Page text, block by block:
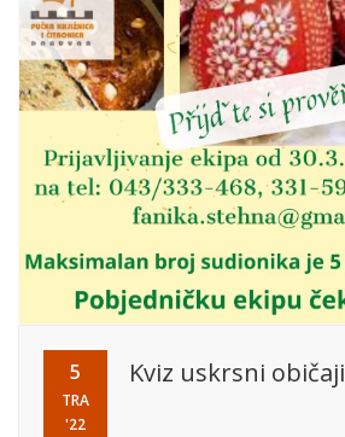
5
TRA
'22
Kviz uskrsni običaji